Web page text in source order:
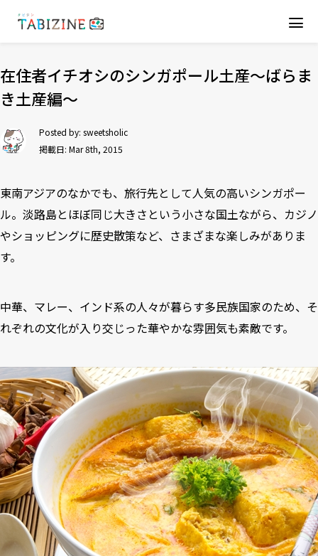
在住者イチオシのシンガポール土産〜ばらま
き土産編〜
Posted by: sweetsholic
掲載日: Mar 8th, 2015
東南アジアのなかでも、旅行先として人気の高いシンガポー
ル。淡路島とほぼ同じ大きさという小さな国土ながら、カジノ
やショッピングに歴史散策など、さまざまな楽しみがありま
す。
中華、マレー、インド系の人々が暮らす多民族国家のため、そ
れぞれの文化が入り交じった華やかな雰囲気も素敵です。